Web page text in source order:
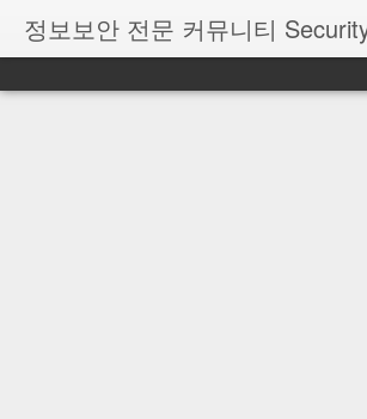
정보보안 전문 커뮤니티